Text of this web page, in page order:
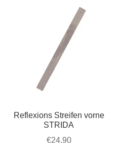
Reflexions Streifen vorne
STRIDA
€24,90